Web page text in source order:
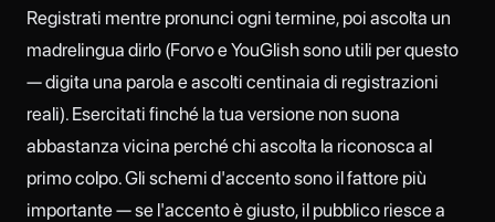
Registrati mentre pronunci ogni termine, poi ascolta un
madrelingua dirlo (Forvo e YouGlish sono utili per questo
— digita una parola e ascolti centinaia di registrazioni
reali). Esercitati finché la tua versione non suona
abbastanza vicina perché chi ascolta la riconosca al
primo colpo. Gli schemi d'accento sono il fattore più
importante — se l'accento è giusto, il pubblico riesce a